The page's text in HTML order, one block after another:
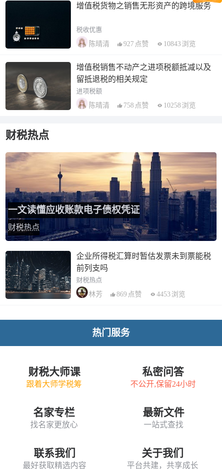
增值税货物之销售无形资产的跨境服务
税收优惠
陈晴清
927 点赞 10843 浏览
增值税销售不动产之进项税额抵减以及
留抵退税的相关规定
进项税额
陈晴清
758 点赞 10258 浏览
财税热点
一文读懂应收账款电子债权凭证
财税热点
企业所得税汇算时暂估发票未到票能税
前列支吗
财税热点
林芳
869 点赞 4453 浏览
热门服务
财税大师课
跟着大师学税筹
私密问答
不公开,保留24小时
名家专栏
找名家更放心
最新文件
一站式查找
联系我们
最好获取精选内容
关于我们
平台共建，共享成长